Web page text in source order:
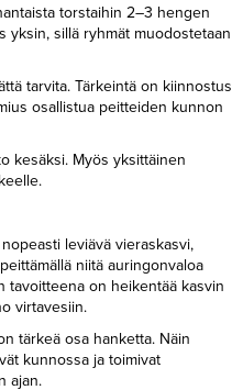
torstaihin 2–3 hengen
yksin, sillä ryhmät muodostetaan
tarvita. Tärkeintä on kiinnostus
osallistua peitteiden kunnon
kesäksi. Myös yksittäinen
leviävä vieraskasvi,
niitä auringonvaloa
tavoitteena on heikentää kasvin
virtavesiin.
tärkeä osa hanketta. Näin
kunnossa ja toimivat
ajan.